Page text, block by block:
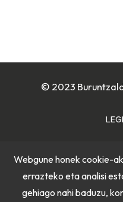
© 2023
Webgune honek cookie-
errazteko eta analisi
gehiago nahi baduzu,